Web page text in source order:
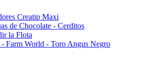
Creatip Maxi
de Chocolate - Cerditos
la Flota
Farm World - Toro Angus Negro